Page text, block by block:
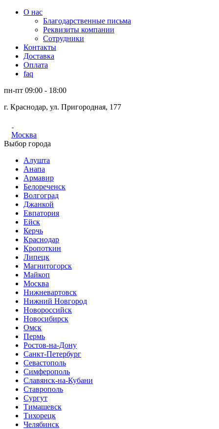
О нас
Благодарственные письма
Реквизиты компании
Сотрудники
Контакты
Доставка
Оплата
faq
пн-пт 09:00 - 18:00
г. Краснодар, ул. Пригородная, 177
Москва
Выбор города
Алушта
Анапа
Армавир
Белореченск
Волгоград
Джанкой
Евпатория
Ейск
Керчь
Краснодар
Кропоткин
Липецк
Магнитогорск
Майкоп
Москва
Нижневартовск
Нижний Новгород
Новороссийск
Новосибирск
Омск
Пермь
Ростов-на-Дону
Санкт-Петербург
Севастополь
Симферополь
Славянск-на-Кубани
Ставрополь
Сургут
Тимашевск
Тихорецк
Челябинск